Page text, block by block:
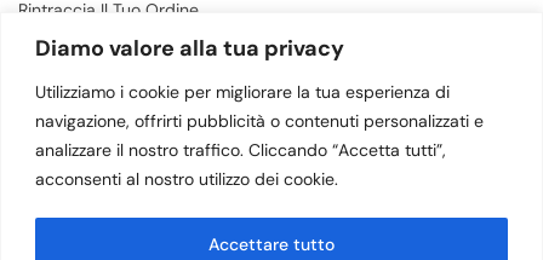
Diamo valore alla tua privacy
Utilizziamo i cookie per migliorare la tua esperienza di
navigazione, offrirti pubblicità o contenuti personalizzati e
analizzare il nostro traffico. Cliccando “Accetta tutti”,
acconsenti al nostro utilizzo dei cookie.
Accettare tutto
Rintraccia Il Tuo Ordine
CONTATTI
Via Margherita 34, Amantea (CS) - 87032
info@calzaturebruno.com